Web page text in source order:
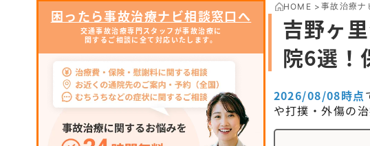
HOME > 事故治療ナ
吉野ヶ
院6選！
2026/08/08時点
や打撲・外傷の
困ったら事故治療ナビ相談窓口へ
交通事故治療専門スタッフが事故治療に
関するご相談に全て対応いたします。